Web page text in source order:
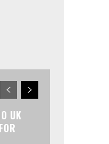
UK